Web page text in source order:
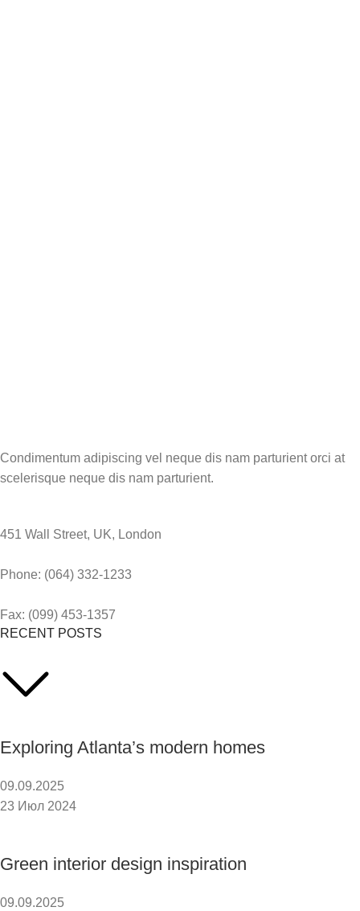
Condimentum adipiscing vel neque dis nam parturient orci at
scelerisque neque dis nam parturient.
451 Wall Street, UK, London
Phone: (064) 332-1233
Fax: (099) 453-1357
RECENT POSTS
Exploring Atlanta’s modern homes
09.09.2025
23 Июл 2024
Green interior design inspiration
09.09.2025